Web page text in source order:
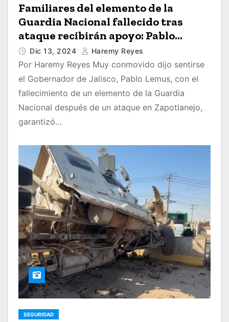
Familiares del elemento de la
Guardia Nacional fallecido tras
ataque recibirán apoyo: Pablo
Lemus
Dic 13, 2024 Haremy Reyes
Por Haremy Reyes Muy conmovido dijo sentirse
el Gobernador de Jalisco, Pablo Lemus, con el
fallecimiento de un elemento de la Guardia
Nacional después de un ataque en Zapotlanejo,
garantizó…
SEGURIDAD